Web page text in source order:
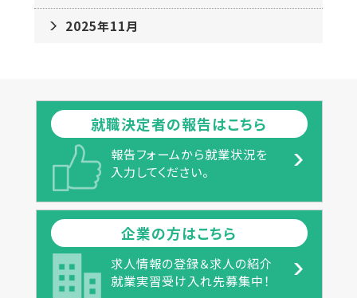
2025年11月
就職決定者の報告はこちら
報告フォームから就業状況を
入力してください。
企業の方はこちら
求人情報の登録＆求人の紹介
就業実習受け入れ先募集中！